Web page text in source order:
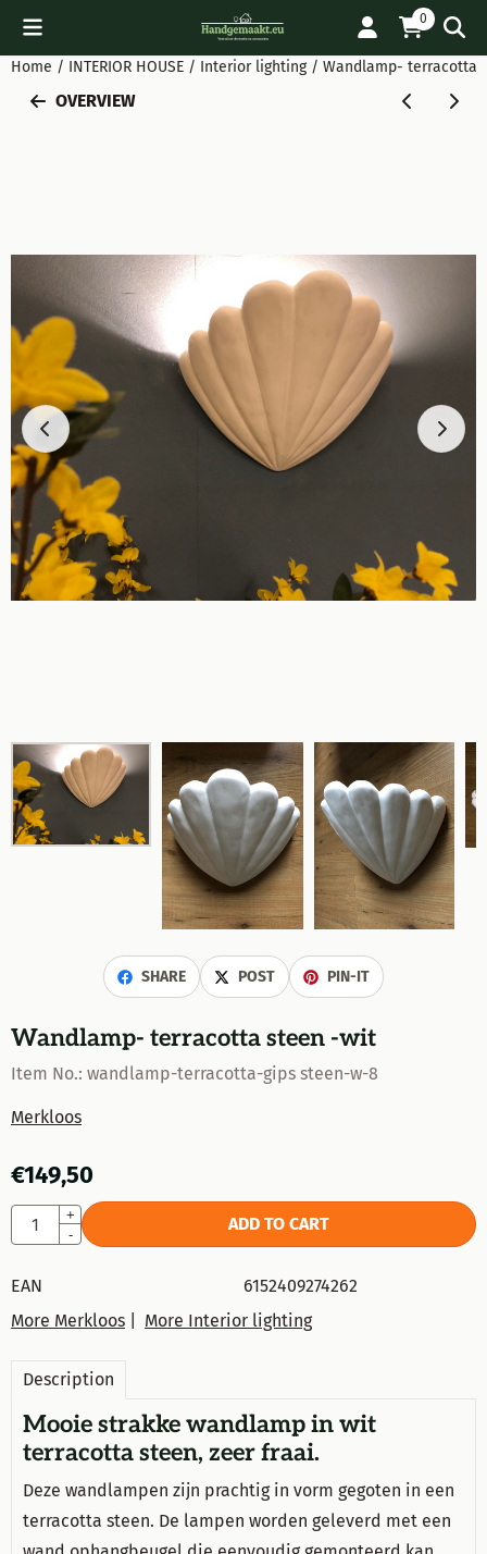
Cookie preferences are available. Choose settings or allow
0
Home / INTERIOR HOUSE / Interior lighting / Wandlamp- terracotta
OVERVIEW
SHARE POST PIN-IT
Wandlamp- terracotta steen -wit
Item No.: wandlamp-terracotta-gips steen-w-8
Merkloos
€149,50
Quantity
+
-
ADD TO CART
EAN
6152409274262
More Merkloos
More Interior lighting
Description
Mooie strakke wandlamp in wit
terracotta steen, zeer fraai.
Deze wandlampen zijn prachtig in vorm gegoten in een
terracotta steen. De lampen worden geleverd met een